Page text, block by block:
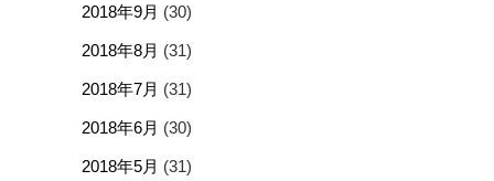
2018年9月 (30)
2018年8月 (31)
2018年7月 (31)
2018年6月 (30)
2018年5月 (31)